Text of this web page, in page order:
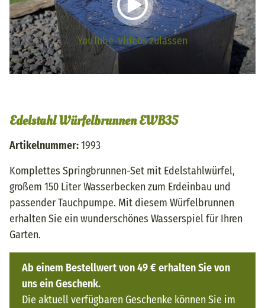
YouTube-Videos zulassen
Edelstahl Würfelbrunnen EWB35
Artikelnummer:1993
Komplettes Springbrunnen-Set mit Edelstahlwürfel,
großem 150 Liter Wasserbecken zum Erdeinbau und
passender Tauchpumpe. Mit diesem Würfelbrunnen
erhalten Sie ein wunderschönes Wasserspiel für Ihren
Garten.
Ab einem Bestellwert von 49 € erhalten Sie von
uns ein Geschenk.
Die aktuell verfügbaren Geschenke können Sie im